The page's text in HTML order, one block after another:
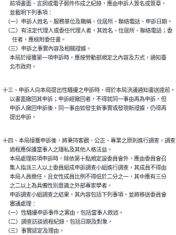
      前項書面、言詞或電子郵件作成之紀錄，應由申訴人簽名或簽章，
      並載明下列事項：
  （一）申訴人姓名、服務單位及職稱、住居所、聯絡電話、申訴日期。
  （二）有法定代理人或委任代理人者，其姓名、住居所、聯絡電話；委
        任者，應檢附委任書。
  （三）申訴之事實內容及相關證據。
      本局於接獲第一項申訴時，應按勞動部規定之內容及方式，通知臺
      北市政府。
十三、申訴人向本局提出性騷擾之申訴時，得於本局決議通知書送達前，
      以書面撤回其申訴；申訴經撤回者，不得就同一事由再為申訴。但
      申訴人撤回申訴後，同一事由如發生新事實或發現新證據，仍得再
      提出申訴。
十四、本局接獲申訴後，將秉持客觀、公正、專業之原則進行調查，調查
      過程應保護當事人之隱私及其他人格法益。
      本局處理前項申訴時，除依第十點規定設委員會外，應由委員會召
      集人指派三人以上委員組成申訴調查小組進行調查，其成員不得由
      本局人員擔任，且女性成員比例不得低於二分之一，其中應有三分
      之二以上為具備性別意識之外部專家學者。
      申訴調查小組調查之結果，其內容包括下列事項，並將移送委員會
      審議處理：
  （一）性騷擾申訴事件之案由，包括當事人敘述。
  （二）調查訪談過程紀錄，包括日期及對象。
  （三）事實認定及理由。